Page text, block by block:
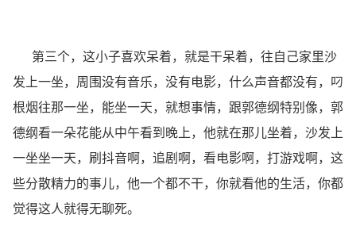
第三个，这小子喜欢呆着，就是干呆着，往自己家里沙
发上一坐，周围没有音乐，没有电影，什么声音都没有，叼
根烟往那一坐，能坐一天，就想事情，跟郭德纲特别像，郭
德纲看一朵花能从中午看到晚上，他就在那儿坐着，沙发上
一坐坐一天，刷抖音啊，追剧啊，看电影啊，打游戏啊，这
些分散精力的事儿，他一个都不干，你就看他的生活，你都
觉得这人就得无聊死。